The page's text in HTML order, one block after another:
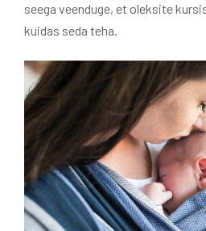
seega veenduge, et oleksite
kuidas seda teha.